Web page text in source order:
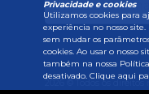
2026 © Todos os direitos
Privacidade e cookies
Utilizamos cookies para
experiência no nosso
sem mudar os
cookies. Ao usar o nosso
também na nossa
desativado. Clique aqui